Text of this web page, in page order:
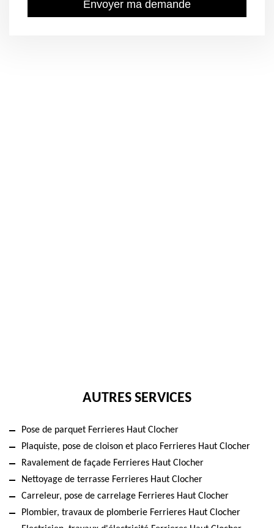
AUTRES SERVICES
Pose de parquet Ferrieres Haut Clocher
Plaquiste, pose de cloison et placo Ferrieres Haut Clocher
Ravalement de façade Ferrieres Haut Clocher
Nettoyage de terrasse Ferrieres Haut Clocher
Carreleur, pose de carrelage Ferrieres Haut Clocher
Plombier, travaux de plomberie Ferrieres Haut Clocher